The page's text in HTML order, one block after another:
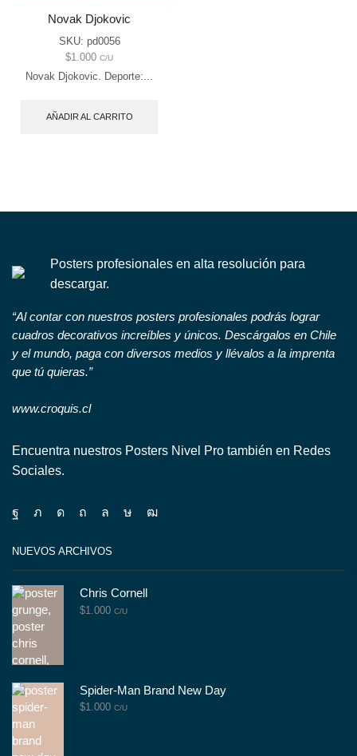
Novak Djokovic
SKU: pd0056
$1.000 C/U
Novak Djokovic. Deporte:...
AÑADIR AL CARRITO
Posters profesionales en alta resolución para
descargar.
“Al contar con nuestros posters profesionales podrás lograr
cuadros decorativos increíbles y únicos. Descárgalos en Chile
y el mundo, paga con diversos medios y llévalos a la imprenta
que tú quieras.”
www.croquis.cl
Encuentra nuestros Posters Nivel Pro también en Redes
Sociales.
Facebook
TwitterInstagram
Pinterest
Whatsapp
Tik-
Youtube
NUEVOS ARCHIVOS
Chris Cornell
$1.000 C/U
Spider-Man Brand New Day
$1.000 C/U